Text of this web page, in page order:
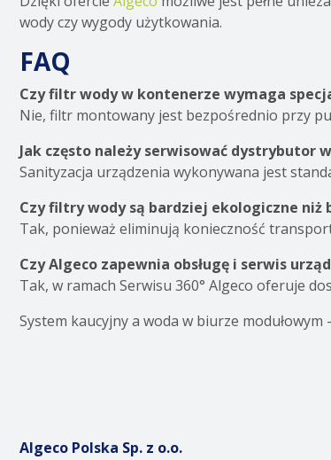
wody czy wygody użytkowania.
FAQ
Czy filtr wody w kontenerze wymaga
Nie, filtr montowany jest bezpośrednio przy
Jak często należy serwisować dystrybutor
Sanityzacja urządzenia wykonywana jest
Czy filtry wody są bardziej ekologiczne niż
Tak, ponieważ eliminują konieczność
Czy Algeco zapewnia obsługę i serwis
Tak, w ramach Serwisu 360° Algeco oferuje
System kaucyjny a woda w biurze
Algeco Polska Sp. z o.o.